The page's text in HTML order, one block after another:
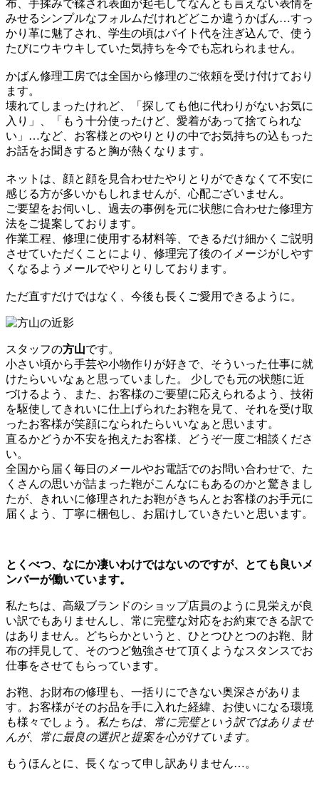
布、手揉みで鞣され表面が起毛してなんとも言えない表情を
みせるシンプルなフォルムだけれどどこか違うかばん…すっ
かり革に魅了され、学生の頃はバイト代を注ぎ込んで、使う
たびにウキウキしていた気持ちを今でも忘れられません。
かばん修理工房では全国から修理のご依頼を受け付けており
ます。
壊れてしまったけれど、「探しても他に代わりがないお気に
入り」、「もう十分使ったけど、愛着があって捨てられな
い」…など、お客様とのやりとりの中でお気持ちの込もった
お話をお聞きすると胸が熱くなります。
ネットは、顔と顔を見合わせたやりとりができなくて不安に
感じる方が多いかもしれませんが、心配ございません。
ご要望をお伺いし、過去の事例を元に状態に合わせた修理方
法をご提案しております。
作業工程、修理に使用する材料等、できるだけ細かくご説明
させていただくことにより、修理完了後のイメージがしやす
くなるようメールでやりとりしております。
ただ直すだけではなく、今後も長くご愛用できるように。
スタッフの方山です。
小さい頃から手芸や小物作りが好きで、そういった仕事に就
けたらいいなぁと思っていました。 少しでも元の状態に近
づけるよう、また、お客様のご要望に応えられるよう、技術
を駆使してきれいに仕上げられたお鞄を見て、それを受け取
ったお客様が笑顔になられたらいいなぁと思います。
直るかどうか不安を抱えたお客様、どうぞ一度ご相談くださ
い。
全国から届く毎日のメールやお電話でのお問い合わせで、た
くさんの思いが詰まった鞄がこんなにもあるのかと驚きまし
たが、きれいに修理されたお鞄がきちんとお客様のお手元に
届くよう、丁寧に梱包し、お届けしていきたいと思います。
とくべつ、なにか凄いわけではないのですが、とても良いメ
ンバーが働いています。
私たちは、高級ブランドのショップ店員のように見栄えが良
い訳でもありませんし、常に完璧な対応をお約束できる訳で
はありません。どちらかというと、ひとつひとつのお鞄、財
布の拝見して、そのつど勉強させて頂くようなスタンスでお
仕事をさせてもらっています。
お鞄、お財布の修理も、一括りにできない奥深さがありま
す。お客様がそのお品を手に入れた経緯、お使いになる環境
も様々でしょう。 私たちは、常に完璧という訳ではありませ
んが、常に最良の選択と提案を心がけています。
もうほんとに、長くなって申し訳ありません…。